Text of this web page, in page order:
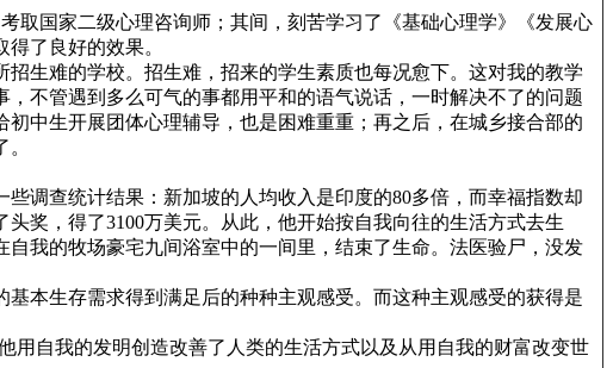
取国家二级心理咨询师；其间，刻苦学习了《基础心理学》《发展心
了良好的效果。
生难的学校。招生难，招来的学生素质也每况愈下。这对我的教学
不管遇到多么可气的事都用平和的语气说话，一时解决不了的问题
中生开展团体心理辅导，也是困难重重；再之后，在城乡接合部的
调查统计结果：新加坡的人均收入是印度的80多倍，而幸福指数却
奖，得了3100万美元。从此，他开始按自我向往的生活方式去生
我的牧场豪宅九间浴室中的一间里，结束了生命。法医验尸，没发
本生存需求得到满足后的种种主观感受。而这种主观感受的获得是
自我的发明创造改善了人类的生活方式以及从用自我的财富改变世